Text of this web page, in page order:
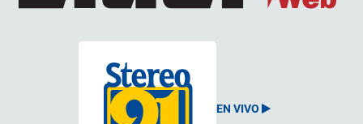
EN VIVO